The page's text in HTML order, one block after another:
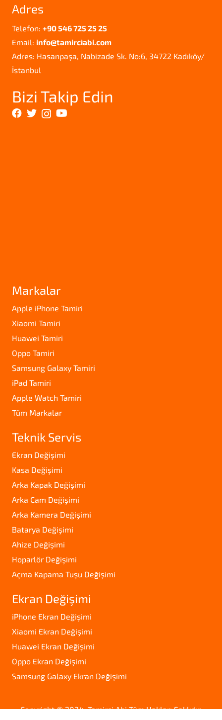
Adres
Telefon: +90 546 725 25 25
Email: info@tamirciabi.com
Adres: Hasanpaşa, Nabizade Sk. No:6, 34722 Kadıköy/
İstanbul
Bizi Takip Edin
Markalar
Apple iPhone Tamiri
Xiaomi Tamiri
Huawei Tamiri
Oppo Tamiri
Samsung Galaxy Tamiri
iPad Tamiri
Apple Watch Tamiri
Tüm Markalar
Teknik Servis
Ekran Değişimi
Kasa Değişimi
Arka Kapak Değişimi
Arka Cam Değişimi
Arka Kamera Değişimi
Batarya Değişimi
Ahize Değişimi
Hoparlör Değişimi
Açma Kapama Tuşu Değişimi
Ekran Değişimi
iPhone Ekran Değişimi
Xiaomi Ekran Değişimi
Huawei Ekran Değişimi
Oppo Ekran Değişimi
Samsung Galaxy Ekran Değişimi
Copyright © 2024. Tamirci Abi Tüm Hakları Saklıdır.